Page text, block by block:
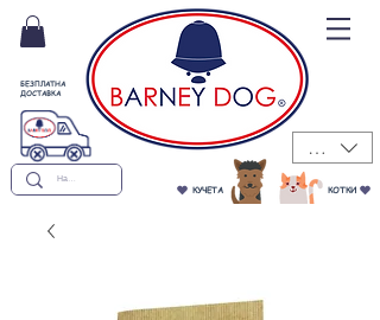
БЕЗПЛАТНА
ДОСТАВКА
КУЧЕТА КОТКИ
BGN (лв)